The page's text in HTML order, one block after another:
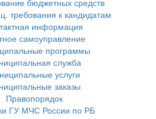
требования к кандидатам
информация
самоуправление
программы
служба
услуги
заказы
Правопорядок
ГУ МЧС России по РБ